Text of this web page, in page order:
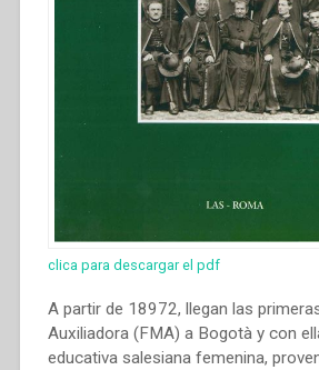
clica para descargar el pdf
A partir de 18972, llegan las
Auxiliadora (FMA) a Bogotà y con
educativa salesiana femenina,